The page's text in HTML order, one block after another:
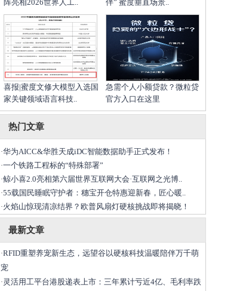
阵亮相2026世界人工..
伴” 蜜度垂直场景..
喜报|蜜度文修大模型入选国
家关键领域语言科技..
急需个人小额贷款？微粒贷
官方入口在这里
热门文章
·华为AICC&华胜天成iDC智能数据助手正式发布！
·一个铁路工程标的“特殊部署”
·鲸小喜2.0亮相第六届世界互联网大会·互联网之光博..
·55载国民睡眠守护者：穗宝开仓特惠迎新春，匠心暖..
·火焰山惊现清凉结界？欧普风扇灯硬核挑战即将揭晓！
最新文章
·RFID重塑养宠新生态，远望谷以硬核科技温暖陪伴万千萌
宠
·灵活用工平台港股递表上市：三年累计亏近4亿、毛利率跌